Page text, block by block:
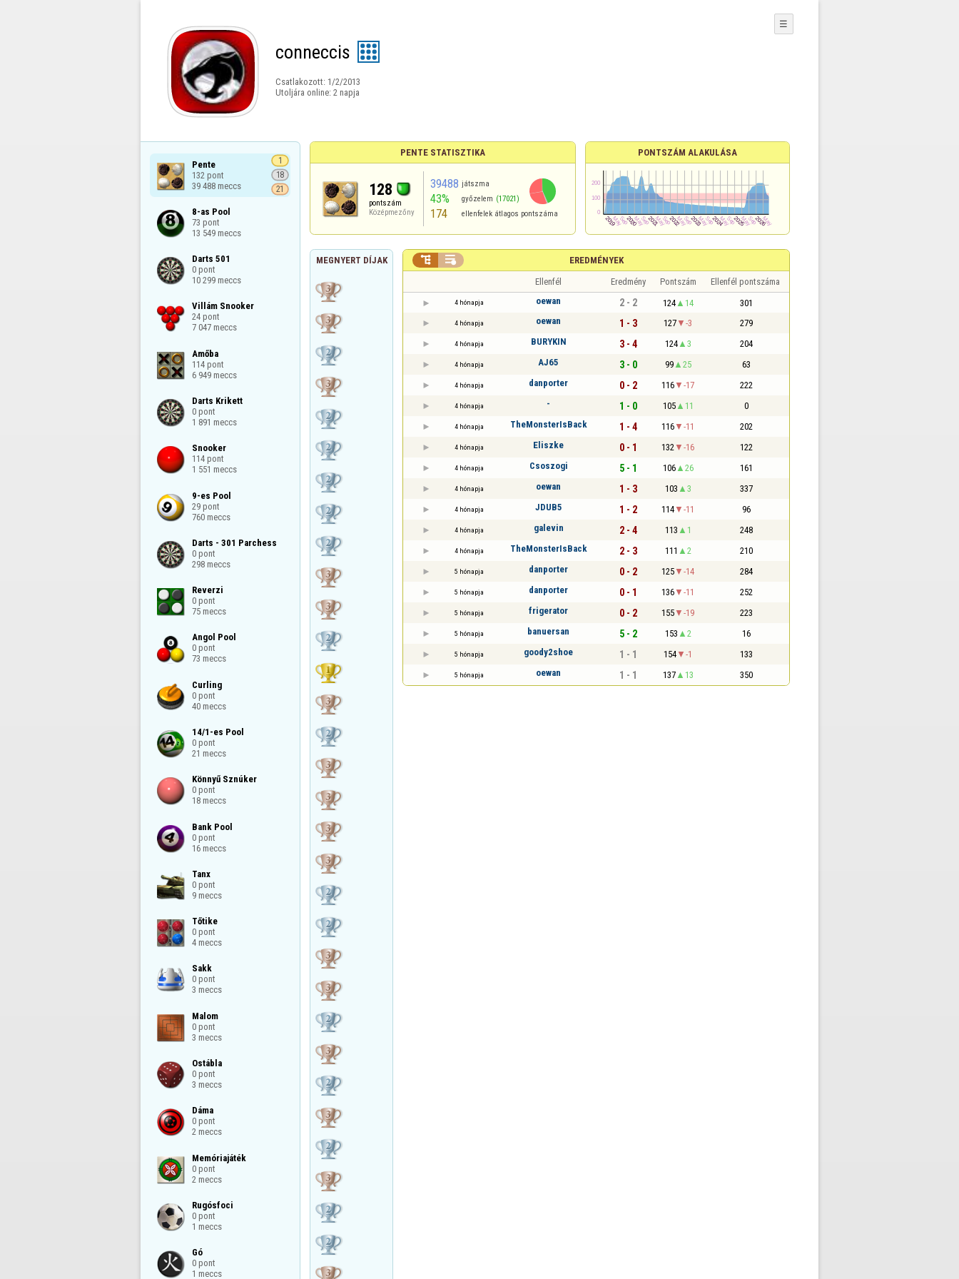
conneccis
Csatlakozott: 1/2/2013
Utoljára online: 2 napja
☰
Pente
132 pont
39 488 meccs
1
18
21
8-as Pool
73 pont
13 549 meccs
Darts 501
0 pont
10 299 meccs
Villám Snooker
24 pont
7 047 meccs
Amőba
114 pont
6 949 meccs
Darts Krikett
0 pont
1 891 meccs
Snooker
114 pont
1 551 meccs
9-es Pool
29 pont
760 meccs
Darts - 301 Parchess
0 pont
298 meccs
Reverzi
0 pont
75 meccs
Angol Pool
0 pont
73 meccs
Curling
0 pont
40 meccs
14/1-es Pool
0 pont
21 meccs
Könnyű Sznúker
0 pont
18 meccs
Bank Pool
0 pont
16 meccs
Tanx
0 pont
9 meccs
Tőtike
0 pont
4 meccs
Sakk
0 pont
3 meccs
Malom
0 pont
3 meccs
Ostábla
0 pont
3 meccs
Dáma
0 pont
2 meccs
Memóriajáték
0 pont
2 meccs
Rugósfoci
0 pont
1 meccs
Gó
0 pont
1 meccs
PENTE STATISZTIKA
128
pontszám
Középmezőny
39488 játszma
43% győzelem (17021)
174 ellenfelek átlagos pontszáma
PONTSZÁM ALAKULÁSA
MEGNYERT DÍJAK EREDMÉNYEK
 
Ellenfél Eredmény Pontszám Ellenfél pontszáma
4 hónapja oewan 2 - 2 124 14 301
4 hónapja oewan 1 - 3 127 -3 279
4 hónapja BURYKIN 3 - 4 124 3 204
4 hónapja AJ65 3 - 0 99 25 63
4 hónapja danporter 0 - 2 116 -17 222
4 hónapja - 1 - 0 105 11 0
4 hónapja TheMonsterIsBack 1 - 4 116 -11 202
4 hónapja Eliszke 0 - 1 132 -16 122
4 hónapja Csoszogi 5 - 1 106 26 161
4 hónapja oewan 1 - 3 103 3 337
4 hónapja JDUB5 1 - 2 114 -11 96
4 hónapja galevin 2 - 4 113 1 248
4 hónapja TheMonsterIsBack 2 - 3 111 2 210
5 hónapja danporter 0 - 2 125 -14 284
5 hónapja danporter 0 - 1 136 -11 252
5 hónapja frigerator 0 - 2 155 -19 223
5 hónapja banuersan 5 - 2 153 2 16
5 hónapja goody2shoe 1 - 1 154 -1 133
5 hónapja oewan 1 - 1 137 13 350